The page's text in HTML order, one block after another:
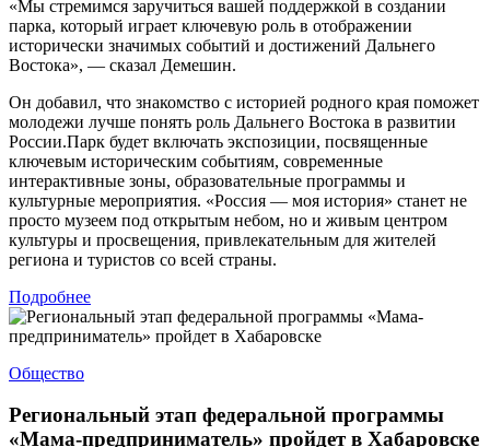
«Мы стремимся заручиться вашей поддержкой в создании
парка, который играет ключевую роль в отображении
исторически значимых событий и достижений Дальнего
Востока», — сказал Демешин.
Он добавил, что знакомство с историей родного края поможет
молодежи лучше понять роль Дальнего Востока в развитии
России.Парк будет включать экспозиции, посвященные
ключевым историческим событиям, современные
интерактивные зоны, образовательные программы и
культурные мероприятия. «Россия — моя история» станет не
просто музеем под открытым небом, но и живым центром
культуры и просвещения, привлекательным для жителей
региона и туристов со всей страны.
Подробнее
Общество
Региональный этап федеральной программы
«Мама-предприниматель» пройдет в Хабаровске